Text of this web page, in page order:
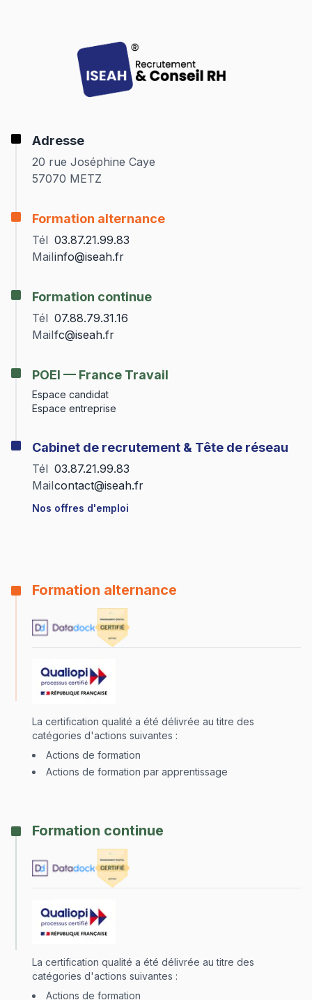
Adresse
20 rue Joséphine Caye
57070 METZ
Formation alternance
Tél 03.87.21.99.83
Mailinfo@iseah.fr
Formation continue
Tél 07.88.79.31.16
Mailfc@iseah.fr
POEI — France Travail
Espace candidat
Espace entreprise
Cabinet de recrutement & Tête de réseau
Tél 03.87.21.99.83
Mailcontact@iseah.fr
Nos offres d'emploi
Formation alternance
La certification qualité a été délivrée au titre des
catégories d'actions suivantes :
Actions de formation
Actions de formation par apprentissage
Formation continue
La certification qualité a été délivrée au titre des
catégories d'actions suivantes :
Actions de formation